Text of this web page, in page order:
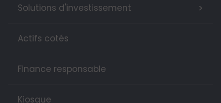
Solutions d'investissement >
Actifs cotés
Finance responsable
Kiosque